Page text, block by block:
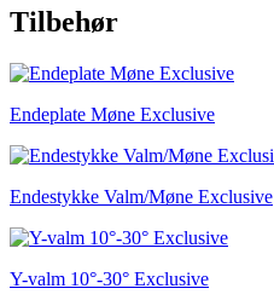
Tilbehør
Endeplate Møne Exclusive
Endestykke Valm/Møne Exclusive
Y-valm 10°-30° Exclusive